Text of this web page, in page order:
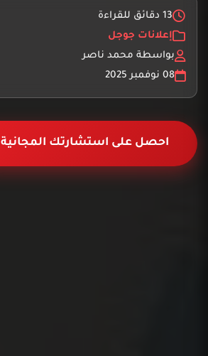
13 دقائق للقراءة
إعلانات جوجل
بواسطة محمد ناصر
08 نوفمبر 2025
احصل على استشارتك المجانية